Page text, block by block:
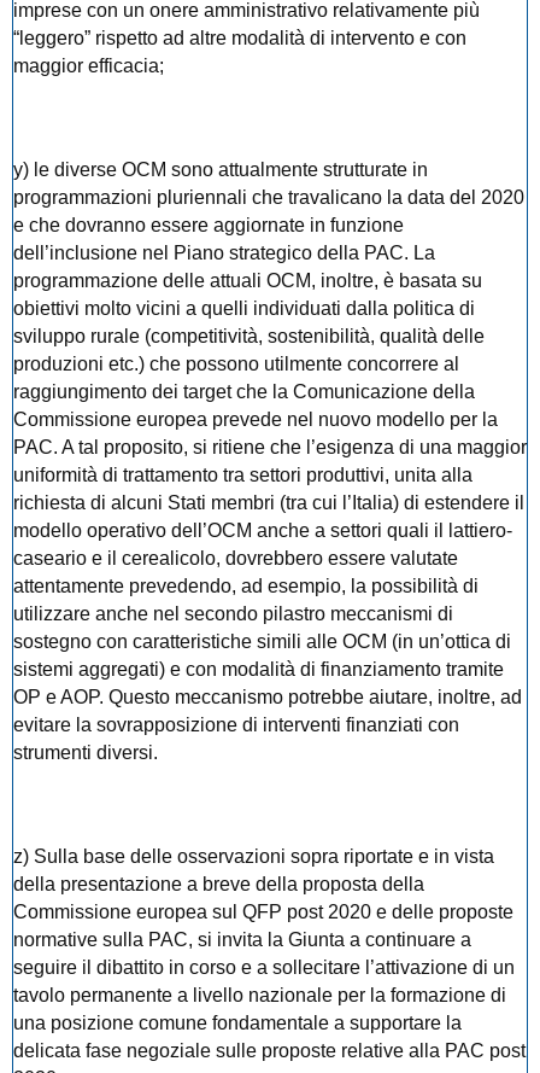
imprese con un onere amministrativo relativamente più
“leggero” rispetto ad altre modalità di intervento e con
maggior efficacia;
y) le diverse OCM sono attualmente strutturate in
programmazioni pluriennali che travalicano la data del 2020
e che dovranno essere aggiornate in funzione
dell’inclusione nel Piano strategico della PAC. La
programmazione delle attuali OCM, inoltre, è basata su
obiettivi molto vicini a quelli individuati dalla politica di
sviluppo rurale (competitività, sostenibilità, qualità delle
produzioni etc.) che possono utilmente concorrere al
raggiungimento dei target che la Comunicazione della
Commissione europea prevede nel nuovo modello per la
PAC. A tal proposito, si ritiene che l’esigenza di una maggior
uniformità di trattamento tra settori produttivi, unita alla
richiesta di alcuni Stati membri (tra cui l’Italia) di estendere il
modello operativo dell’OCM anche a settori quali il lattiero-
caseario e il cerealicolo, dovrebbero essere valutate
attentamente prevedendo, ad esempio, la possibilità di
utilizzare anche nel secondo pilastro meccanismi di
sostegno con caratteristiche simili alle OCM (in un’ottica di
sistemi aggregati) e con modalità di finanziamento tramite
OP e AOP. Questo meccanismo potrebbe aiutare, inoltre, ad
evitare la sovrapposizione di interventi finanziati con
strumenti diversi.
z) Sulla base delle osservazioni sopra riportate e in vista
della presentazione a breve della proposta della
Commissione europea sul QFP post 2020 e delle proposte
normative sulla PAC, si invita la Giunta a continuare a
seguire il dibattito in corso e a sollecitare l’attivazione di un
tavolo permanente a livello nazionale per la formazione di
una posizione comune fondamentale a supportare la
delicata fase negoziale sulle proposte relative alla PAC post